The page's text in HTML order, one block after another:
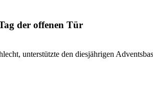
der offenen Tür
unterstützte den diesjährigen